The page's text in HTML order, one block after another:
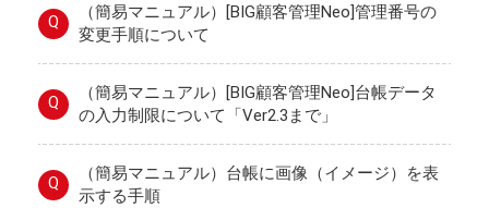
Q
（簡易マニュアル）[BIG顧客管理Neo]管理番号の
変更手順について
Q
（簡易マニュアル）[BIG顧客管理Neo]台帳データ
の入力制限について「Ver2.3まで」
Q
（簡易マニュアル）台帳に画像（イメージ）を表
示する手順